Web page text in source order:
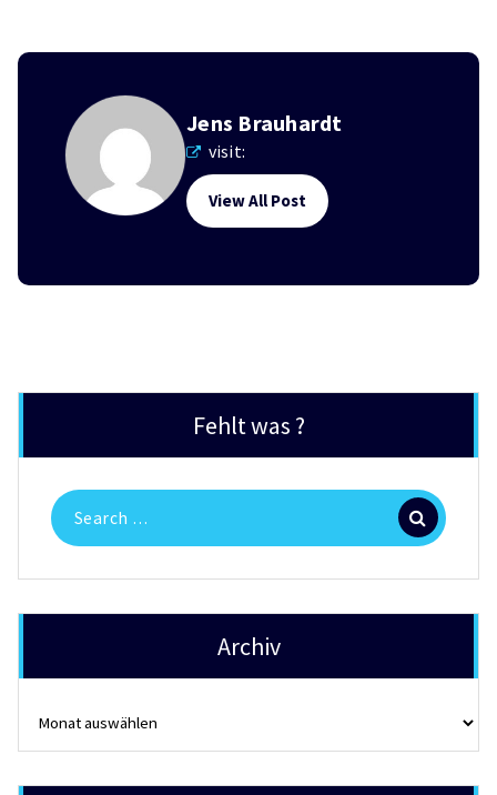
Jens Brauhardt
visit:
View All Post
Fehlt was ?
Search
for:
Archiv